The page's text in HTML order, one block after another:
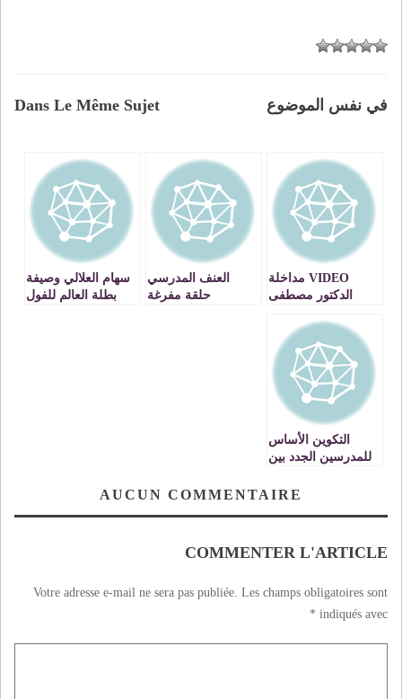
Dans Le Même Sujet في نفس الموضوع
VIDEO مداخلة
الدكتور مصطفى
اللغة العربية دورة
العلامة سيدي عبد
العزيزبن عبد الله
العنف المدرسي
حلقة مفرغة
سهام العلالي وصيفة
بطلة العالم للفول
التكوين الأساس
للمدرسين الجدد بين
وواقع المؤسساتAUCUN COMMENTAIRE
COMMENTER L'ARTICLE
Votre adresse e-mail ne sera pas publiée. Les champs obligatoires sont
indiqués avec
*